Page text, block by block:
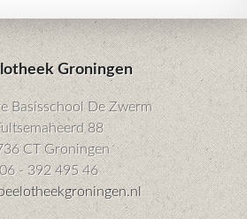
Groningen
Basisschool De Zwerm
88
CT Groningen
06 - 392 495 46